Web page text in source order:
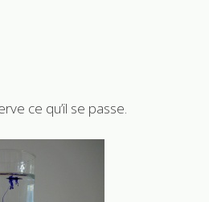
ce qu’il se passe.